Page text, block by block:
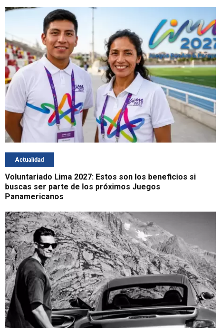
Actualidad
Voluntariado Lima 2027: Estos son los beneficios si
buscas ser parte de los próximos Juegos
Panamericanos